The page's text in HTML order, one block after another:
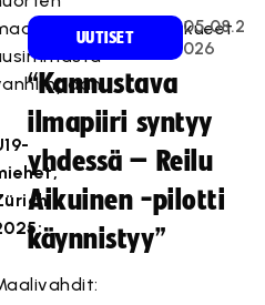
UUTISET
05.08.2
026
“Kannustava
ilmapiiri syntyy
yhdessä – Reilu
Aikuinen -pilotti
käynnistyy”